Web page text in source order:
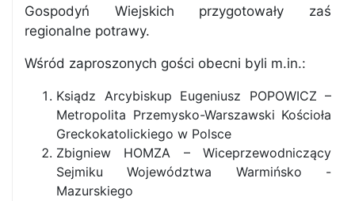
Gospodyń Wiejskich przygotowały zaś
regionalne potrawy.
Wśród zaproszonych gości obecni byli m.in.:
Ksiądz Arcybiskup Eugeniusz POPOWICZ –
Metropolita Przemysko-Warszawski Kościoła
Greckokatolickiego w Polsce
Zbigniew HOMZA – Wiceprzewodniczący
Sejmiku Województwa Warmińsko -
Mazurskiego